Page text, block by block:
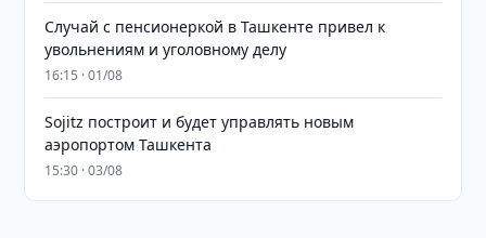
Случай с пенсионеркой в Ташкенте привел к
увольнениям и уголовному делу
16:15 · 01/08
Sojitz построит и будет управлять новым
аэропортом Ташкента
15:30 · 03/08